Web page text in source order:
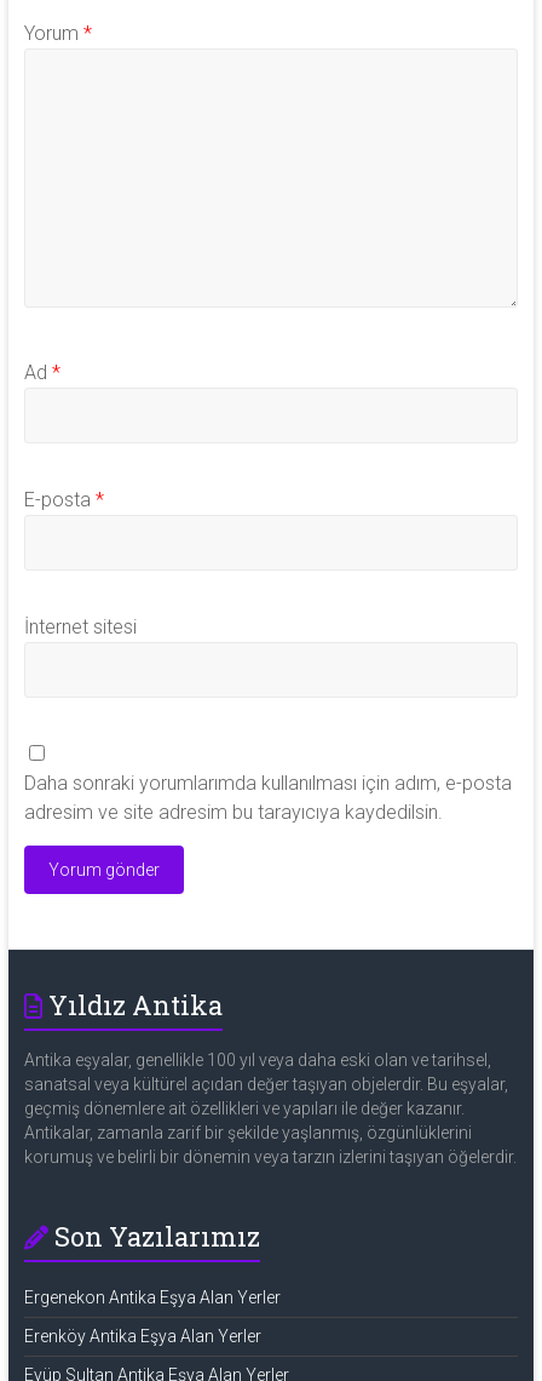
Yorum *
Ad *
E-posta *
İnternet sitesi
Daha sonraki yorumlarımda kullanılması için adım, e-posta
adresim ve site adresim bu tarayıcıya kaydedilsin.
Yıldız Antika
Antika eşyalar, genellikle 100 yıl veya daha eski olan ve tarihsel,
sanatsal veya kültürel açıdan değer taşıyan objelerdir. Bu eşyalar,
geçmiş dönemlere ait özellikleri ve yapıları ile değer kazanır.
Antikalar, zamanla zarif bir şekilde yaşlanmış, özgünlüklerini
korumuş ve belirli bir dönemin veya tarzın izlerini taşıyan öğelerdir.
Son Yazılarımız
Ergenekon Antika Eşya Alan Yerler
Erenköy Antika Eşya Alan Yerler
Eyüp Sultan Antika Eşya Alan Yerler